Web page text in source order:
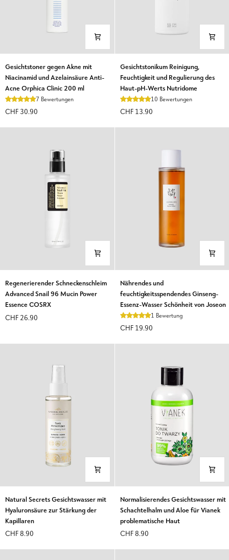
Gesichtstoner
gegen
Akne
mit
und
Azelainsäure
Gesichtstoner gegen Akne mit
Niacinamid und Azelainsäure Anti-
Acne Orphica Clinic 200 ml
7 Bewertungen
CHF 30.90
Gesichtstonikum
Reinigung,
Feuchtigkeit
und
des
Haut-
Gesichtstonikum Reinigung,
Feuchtigkeit und Regulierung des
Haut-pH-Werts Nutridome
10 Bewertungen
CHF 13.90
Regenerierender
Schneckenschleim
Advanced
96
Power
Regenerierender Schneckenschleim
Advanced Snail 96 Mucin Power
Essence COSRX
CHF 26.90
Nährendes
und
feuchtigkeitsspendendes
Ginseng-
Wasser
Schönheit
Nährendes und
feuchtigkeitsspendendes Ginseng-
Essenz-Wasser Schönheit von Joseon
1 Bewertung
CHF 19.90
Natural
Secrets
Gesichtswasser
Hyaluronsäure
zur
Natural Secrets Gesichtswasser mit
Hyaluronsäure zur Stärkung der
Kapillaren
CHF 8.90
Normalisierendes
Gesichtswasser
und
Aloe
Normalisierendes Gesichtswasser mit
Schachtelhalm und Aloe für Vianek
problematische Haut
CHF 8.90